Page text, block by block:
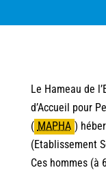
Le Hameau de
d’Accueil pour
( MAPHA )
(Etablissement
Ces hommes (à